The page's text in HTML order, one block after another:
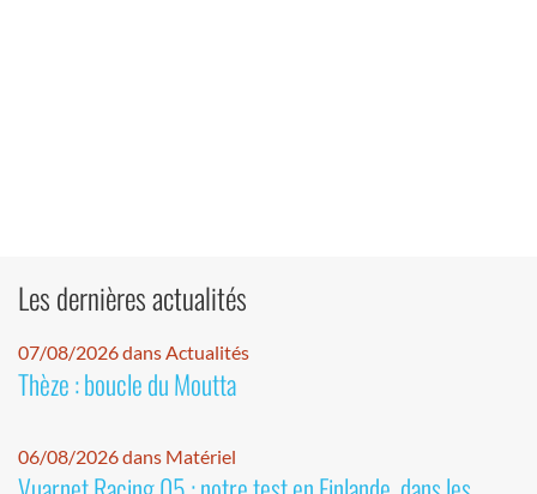
Les dernières actualités
07/08/2026 dans Actualités
Thèze : boucle du Moutta
06/08/2026 dans Matériel